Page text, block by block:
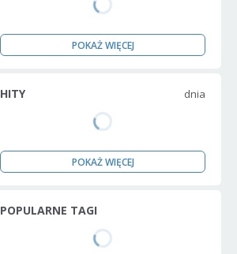
POKAŻ WIĘCEJ
HITY dnia
POKAŻ WIĘCEJ
POPULARNE TAGI